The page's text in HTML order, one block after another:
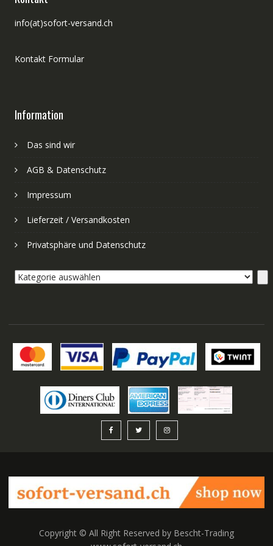
info(at)sofort-versand.ch
Kontakt Formular
Information
Das sind wir
AGB & Datenschutz
Impressum
Lieferzeit / Versandkosten
Privatsphäre und Datenschutz
Kategorie
Copyright © All Right Reserved by Bescht-Trading